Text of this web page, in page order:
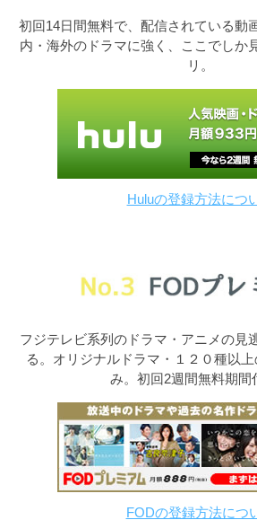
初回14日間無料で、配信されている動
内・海外のドラマに強く、ここでしか
リ。
Huluの登録方法につ
フジテレビ系列のドラマ・アニメの見
る。オリジナルドラマ・１２０種以
み。初回2週間無料期間
FODの登録方法につ